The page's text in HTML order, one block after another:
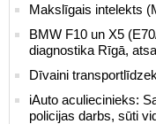
Makslīgais intelekts
BMW F10 un X5
diagnostika Rīgā,
Dīvaini
iAuto aculiecinieks:
policijas darbs, sūti